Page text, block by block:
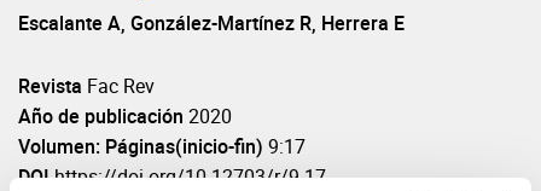
Escalante A, González-Martínez R, Herrera E
Revista Fac Rev
Año de publicación 2020
Volumen: Páginas(inicio-fin) 9:17
DOIhttps://doi.org/10.12703/r/9-17